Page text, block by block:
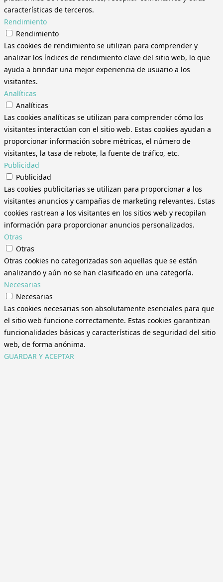
características de terceros.
Rendimiento
Rendimiento
Las cookies de rendimiento se utilizan para comprender y
analizar los índices de rendimiento clave del sitio web, lo que
ayuda a brindar una mejor experiencia de usuario a los
visitantes.
Analíticas
Analíticas
Las cookies analíticas se utilizan para comprender cómo los
visitantes interactúan con el sitio web. Estas cookies ayudan a
proporcionar información sobre métricas, el número de
visitantes, la tasa de rebote, la fuente de tráfico, etc.
Publicidad
Publicidad
Las cookies publicitarias se utilizan para proporcionar a los
visitantes anuncios y campañas de marketing relevantes. Estas
cookies rastrean a los visitantes en los sitios web y recopilan
información para proporcionar anuncios personalizados.
Otras
Otras
Otras cookies no categorizadas son aquellas que se están
analizando y aún no se han clasificado en una categoría.
Necesarias
Necesarias
Las cookies necesarias son absolutamente esenciales para que
el sitio web funcione correctamente. Estas cookies garantizan
funcionalidades básicas y características de seguridad del sitio
web, de forma anónima.
GUARDAR Y ACEPTAR